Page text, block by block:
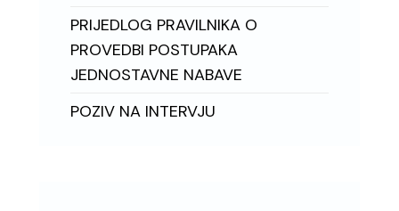
PRIJEDLOG PRAVILNIKA O
PROVEDBI POSTUPAKA
JEDNOSTAVNE NABAVE
POZIV NA INTERVJU